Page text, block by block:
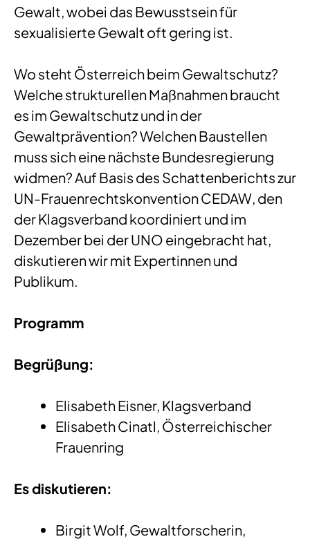
Gewalt, wobei das Bewusstsein für
sexualisierte Gewalt oft gering ist.
Wo steht Österreich beim Gewaltschutz?
Welche strukturellen Maßnahmen braucht
es im Gewaltschutz und in der
Gewaltprävention? Welchen Baustellen
muss sich eine nächste Bundesregierung
widmen? Auf Basis des Schattenberichts zur
UN-Frauenrechtskonvention CEDAW, den
der Klagsverband koordiniert und im
Dezember bei der UNO eingebracht hat,
diskutieren wir mit Expertinnen und
Publikum.
Programm
Begrüßung:
Elisabeth Eisner, Klagsverband
Elisabeth Cinatl, Österreichischer
Frauenring
Es diskutieren:
Birgit Wolf, Gewaltforscherin,